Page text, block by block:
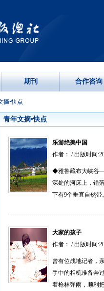
期刊 合作咨询
摘•快点
青年文摘•快点
乐游绝美中国
作者： / 出版时间
◆雅鲁藏布大峡谷
深处的河床上，错
下有9个垂直自然
大家的孩子
作者： / 出版时间
曾有位战地记者，
手中的相机准备奔
着枪林弹雨，顺利